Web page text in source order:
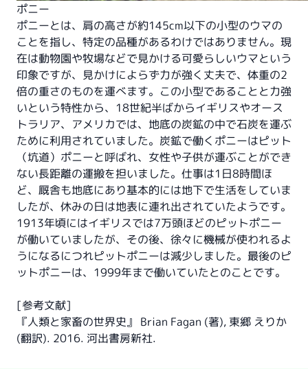
ポニー
ポニーとは、肩の高さが約145cm以下の小型のウマの
ことを指し、特定の品種があるわけではありません。現
在は動物園や牧場などで見かける可愛らしいウマという
印象ですが、見かけによらず力が強く丈夫で、体重の2
倍の重さのものを運べます。この小型であることと力強
いという特性から、18世紀半ばからイギリスやオース
トラリア、アメリカでは、地底の炭鉱の中で石炭を運ぶ
ために利用されていました。炭鉱で働くポニーはピット
（坑道）ポニーと呼ばれ、女性や子供が運ぶことができ
ない長距離の運搬を担いました。仕事は1日8時間ほ
ど、厩舎も地底にあり基本的には地下で生活をしていま
したが、休みの日は地表に連れ出されていたようです。
1913年頃にはイギリスでは7万頭ほどのピットポニー
が働いていましたが、その後、徐々に機械が使われるよ
うになるにつれピットポニーは減少しました。最後のピ
ットポニーは、1999年まで働いていたとのことです。
[参考文献]
『人類と家畜の世界史』 Brian Fagan (著), 東郷 えりか
(翻訳). 2016. 河出書房新社.